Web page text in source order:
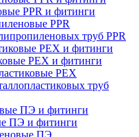
PPR и фитинги
PPR
труб PPR
PEX и фитинги
PEX
труб
ПЭ и фитинги
ПЭ